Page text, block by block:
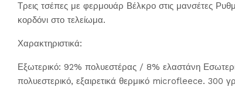
Τρεις τσέπες με φερμουάρ Βέλκρο στις μανσέτες
κορδόνι στο τελείωμα.
Χαρακτηριστικά:
Εξωτερικό: 92% πολυεστέρας / 8% ελαστάνη
πολυεστερικό, εξαιρετικά θερμικό microfleece. 300